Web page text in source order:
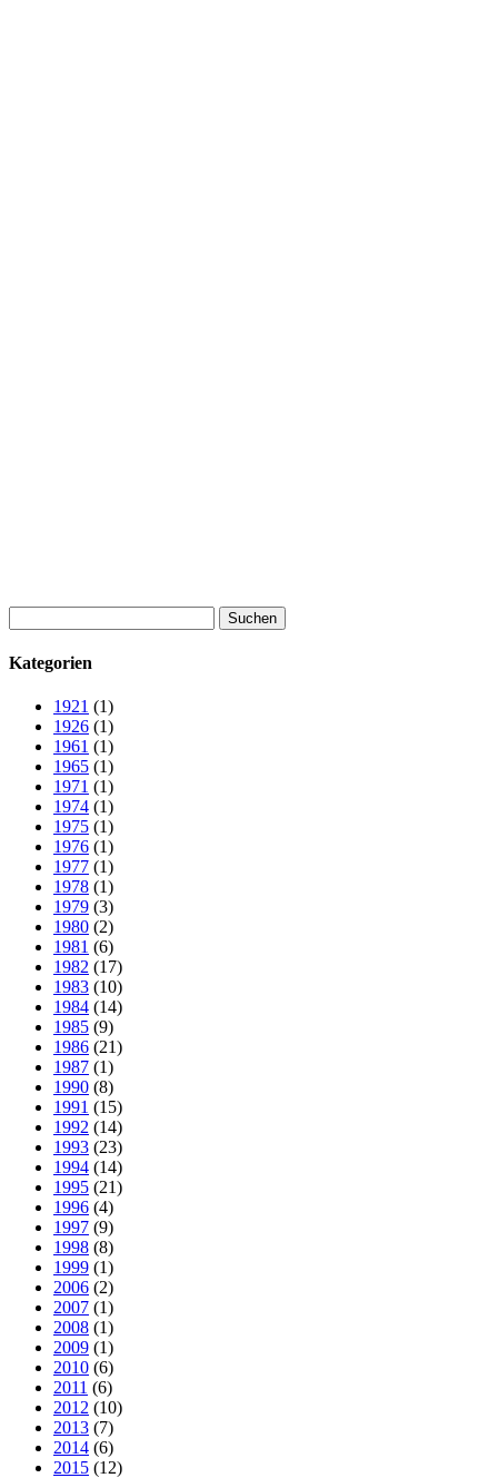
nach:
Kategorien
1921 (1)
1926 (1)
1961 (1)
1965 (1)
1971 (1)
1974 (1)
1975 (1)
1976 (1)
1977 (1)
1978 (1)
1979 (3)
1980 (2)
1981 (6)
1982 (17)
1983 (10)
1984 (14)
1985 (9)
1986 (21)
1987 (1)
1990 (8)
1991 (15)
1992 (14)
1993 (23)
1994 (14)
1995 (21)
1996 (4)
1997 (9)
1998 (8)
1999 (1)
2006 (2)
2007 (1)
2008 (1)
2009 (1)
2010 (6)
2011 (6)
2012 (10)
2013 (7)
2014 (6)
2015 (12)